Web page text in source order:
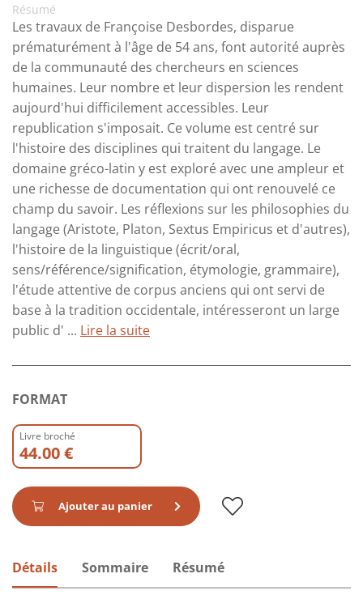
Résumé
Les travaux de Françoise Desbordes, disparue
prématurément à l'âge de 54 ans, font autorité auprès
de la communauté des chercheurs en sciences
humaines. Leur nombre et leur dispersion les rendent
aujourd'hui difficilement accessibles. Leur
republication s'imposait. Ce volume est centré sur
l'histoire des disciplines qui traitent du langage. Le
domaine gréco-latin y est exploré avec une ampleur et
une richesse de documentation qui ont renouvelé ce
champ du savoir. Les réflexions sur les philosophies du
langage (Aristote, Platon, Sextus Empiricus et d'autres),
l'histoire de la linguistique (écrit/oral,
sens/référence/signification, étymologie, grammaire),
l'étude attentive de corpus anciens qui ont servi de
base à la tradition occidentale, intéresseront un large
public d' ... Lire la suite
FORMAT
Livre broché
44.00 €
Ajouter au panier
Détails Sommaire Résumé